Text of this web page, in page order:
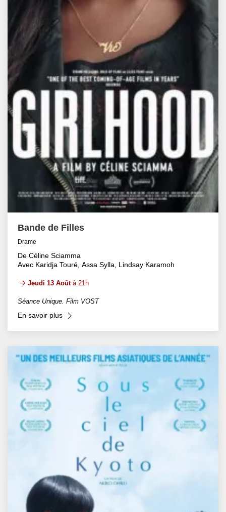
Bande de Filles
Drame
De Céline Sciamma
Avec Karidja Touré, Assa Sylla, Lindsay Karamoh
Jeudi 13 Aoûtà 21h
Séance Unique. Film VOST
En savoir plus